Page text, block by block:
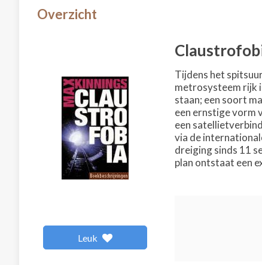
Overzicht
Leuk
Tijdens het
metrosysteem rijk
staan; een soort
een ernstige vorm
een
via de
dreiging sinds 11
plan ontstaat een